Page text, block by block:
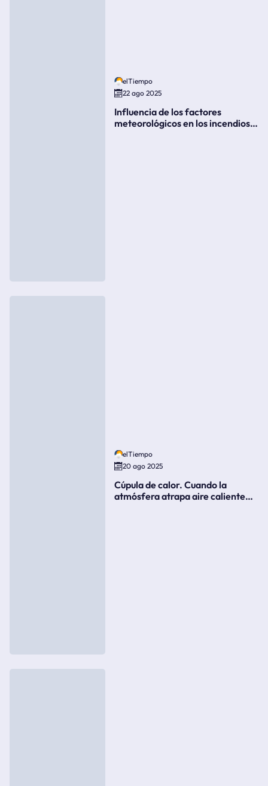
elTiempo
22 ago 2025
Influencia de los factores
meteorológicos en los incendios
elTiempo
20 ago 2025
Cúpula de calor. Cuando la
atmósfera atrapa aire caliente